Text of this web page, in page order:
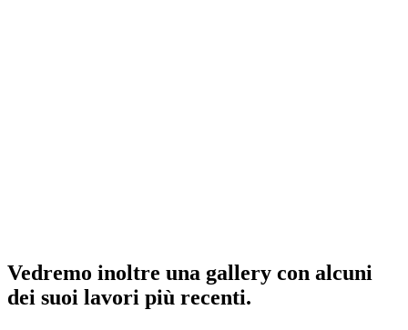
Vedremo inoltre una gallery con alcuni
dei suoi lavori più recenti.